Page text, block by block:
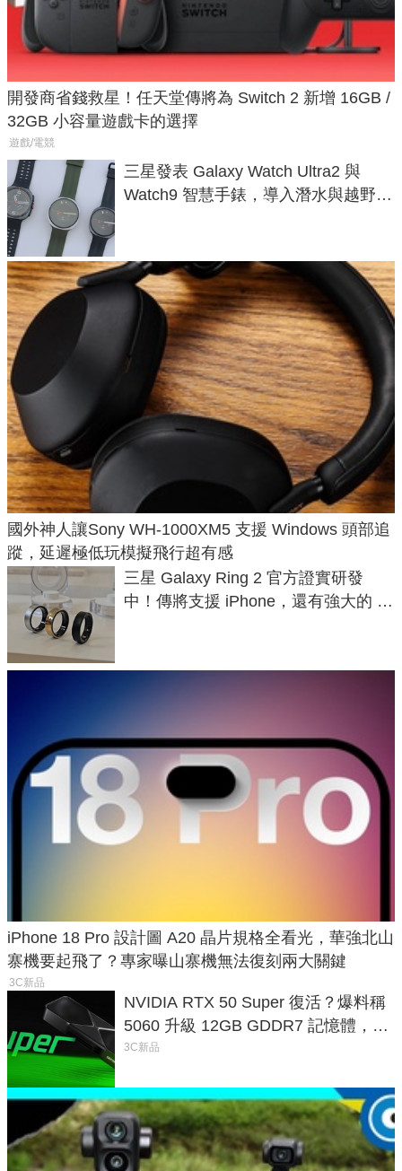
開發商省錢救星！任天堂傳將為 Switch 2 新增 16GB /
32GB 小容量遊戲卡的選擇
遊戲/電競
三星發表 Galaxy Watch Ultra2 與
Watch9 智慧手錶，導入潛水與越野跑
國外神人讓Sony WH-1000XM5 支援 Windows 頭部追
蹤，延遲極低玩模擬飛行超有感
三星 Galaxy Ring 2 官方證實研發
中！傳將支援 iPhone，還有強大的 AI
iPhone 18 Pro 設計圖 A20 晶片規格全看光，華強北山
寨機要起飛了？專家曝山寨機無法復刻兩大關鍵
3C新品
NVIDIA RTX 50 Super 復活？爆料稱
5060 升級 12GB GDDR7 記憶體，這
次規格終於不擠牙膏
3C新品